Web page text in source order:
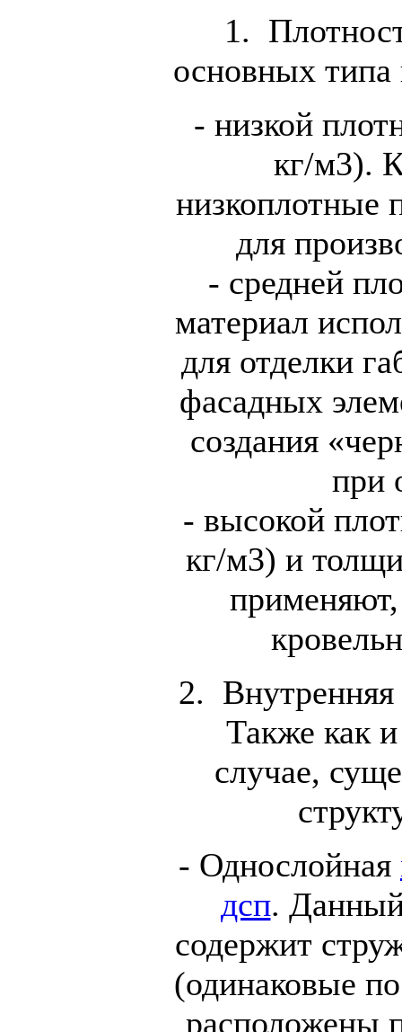
1.
основных типа
- низкой
кг/м3).
низкоплотные
для
- средней
материал
для отделки
фасадных
создания
при
- высокой
кг/м3) и
2. Внутренняя
Также как
случае,
- Однослойная
дсп.
содержит
(одинаковые
расположены